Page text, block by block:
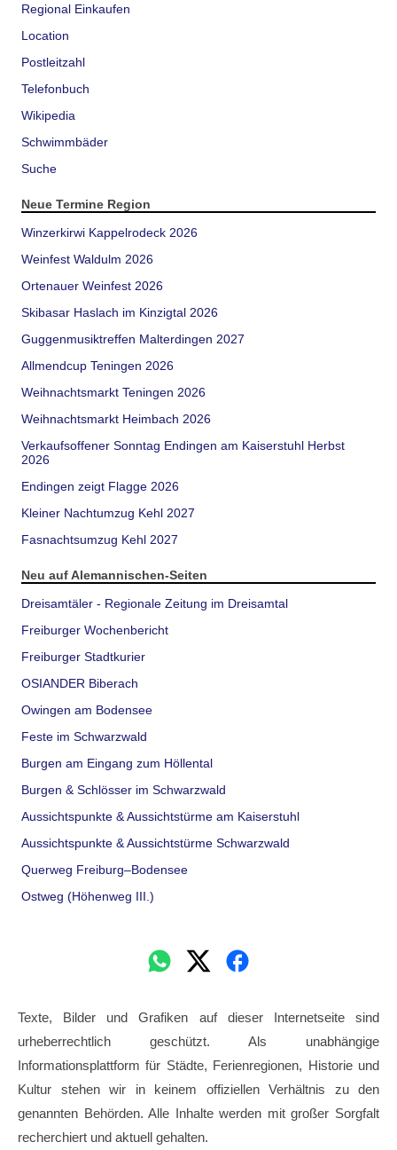
Regional Einkaufen
Location
Postleitzahl
Telefonbuch
Wikipedia
Schwimmbäder
Suche
Neue Termine Region
Winzerkirwi Kappelrodeck 2026
Weinfest Waldulm 2026
Ortenauer Weinfest 2026
Skibasar Haslach im Kinzigtal 2026
Guggenmusiktreffen Malterdingen 2027
Allmendcup Teningen 2026
Weihnachtsmarkt Teningen 2026
Weihnachtsmarkt Heimbach 2026
Verkaufsoffener Sonntag Endingen am Kaiserstuhl Herbst
2026
Endingen zeigt Flagge 2026
Kleiner Nachtumzug Kehl 2027
Fasnachtsumzug Kehl 2027
Neu auf Alemannischen-Seiten
Dreisamtäler - Regionale Zeitung im Dreisamtal
Freiburger Wochenbericht
Freiburger Stadtkurier
OSIANDER Biberach
Owingen am Bodensee
Feste im Schwarzwald
Burgen am Eingang zum Höllental
Burgen & Schlösser im Schwarzwald
Aussichtspunkte & Aussichtstürme am Kaiserstuhl
Aussichtspunkte & Aussichtstürme Schwarzwald
Querweg Freiburg–Bodensee
Ostweg (Höhenweg III.)
Texte, Bilder und Grafiken auf dieser Internetseite sind
urheberrechtlich geschützt. Als unabhängige
Informationsplattform für Städte, Ferienregionen, Historie und
Kultur stehen wir in keinem offiziellen Verhältnis zu den
genannten Behörden. Alle Inhalte werden mit großer Sorgfalt
recherchiert und aktuell gehalten.